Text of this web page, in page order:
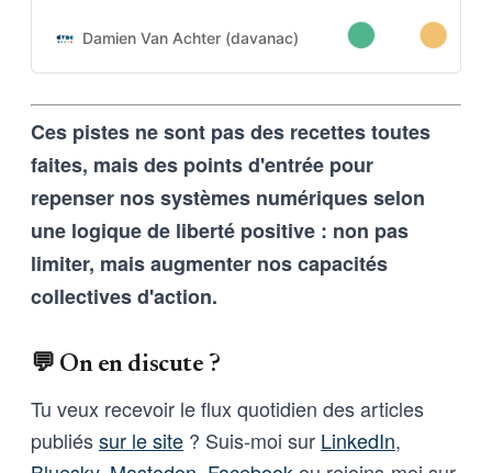
projet. Cette architecture auto-
techniques, imposées tant aux
outils d’intelligence artificielle
et vice-versa
Damien Van Achter (davanac) Damien Van Achter
Ces pistes ne sont pas des recettes toutes
faites, mais des points d'entrée pour
repenser nos systèmes numériques selon
une logique de liberté positive : non pas
limiter, mais augmenter nos capacités
collectives d'action.
💬 On en discute ?
Tu veux recevoir le flux quotidien des articles
publiéssur le site ? Suis-moi sur LinkedIn,